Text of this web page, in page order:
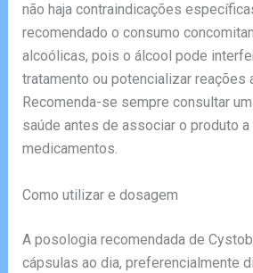
não haja contraindicações
recomendado o consumo
alcoólicas, pois o álcool pode
tratamento ou potencializar reações
Recomenda-se sempre consultar
saúde antes de associar o produto a
medicamentos.
Como utilizar e dosagem
A posologia recomendada de
cápsulas ao dia, preferencialmente